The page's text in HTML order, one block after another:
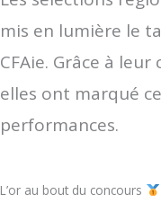
mis en lumière le
CFAie. Grâce à
elles ont marqué
performances.
L’or au bout du concours